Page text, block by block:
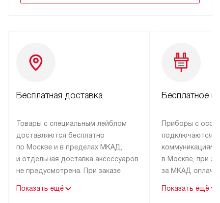
Бесплатная доставка
Товары с специальным лейблом
доставляются бесплатно
по Москве и в пределах МКАД,
и отдельная доставка аксессуаров
не предусмотрена. При заказе
рекомендуем обсудить
Показать ещё
Бесплатное
Приборы с
подключаются к
коммуникациям
в Москве, при
за МКАД
партнера
Показать ещё